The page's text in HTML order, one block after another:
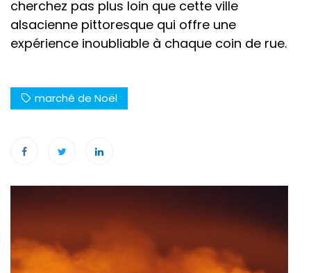
cherchez pas plus loin que cette ville
alsacienne pittoresque qui offre une
expérience inoubliable à chaque coin de rue.
marché de Noël
Navigation
de
l’article